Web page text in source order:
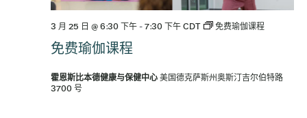
免费瑜伽课程
3 月 25 日 @ 6:30 下午-7:30 下午 CDT 免费瑜伽课程
霍恩斯比本德健康与保健中心美国德克萨斯州奥斯汀吉尔伯特路
3700 号